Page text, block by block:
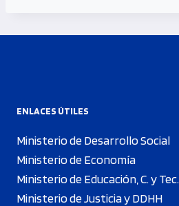
ENLACES ÚTILES
Ministerio de Desarrollo Social
Ministerio de Economía
Ministerio de Educación, C. y Tec.
Ministerio de Justicia y DDHH